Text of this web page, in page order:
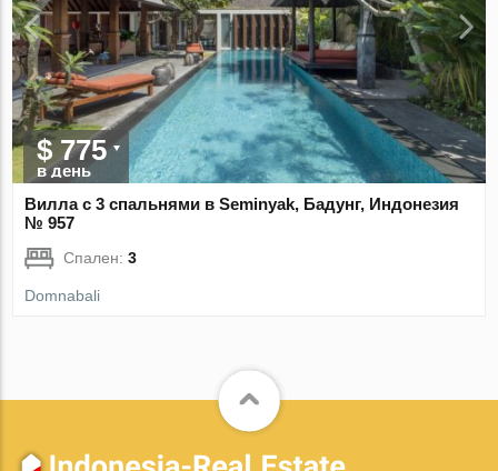
$ 775
в день
Вилла с 3 спальнями в Seminyak, Бадунг, Индонезия
№ 957
Спален:3
Domnabali